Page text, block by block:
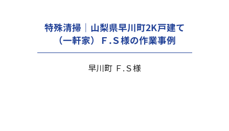
特殊清掃｜山梨県早川町2K戸建て
（一軒家）Ｆ.Ｓ様の作業事例
早川町 Ｆ.Ｓ様